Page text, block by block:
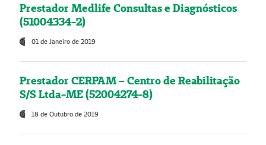
Prestador Medlife Consultas e Diagnósticos
(51004334-2)
01 de Janeiro de 2019
Prestador CERPAM – Centro de Reabilitação
S/S Ltda-ME (52004274-8)
18 de Outubro de 2019